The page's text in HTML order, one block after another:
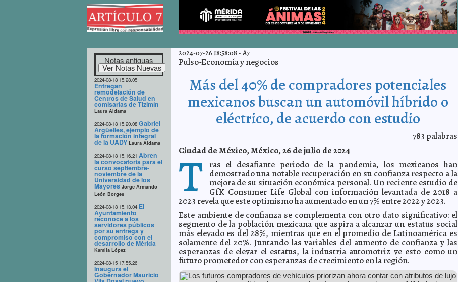
Notas antiguas
2024-08-18 15:28:05
Entregan
remodelación de
Centros de Salud en
comisarías de Tizimín
Laura Aldama
2024-08-18 15:20:08 Gabriel
Argüelles, ejemplo de
la formación integral
de la UADY Laura Aldama
2024-08-18 15:16:21 Abren
la convocatoria para el
curso septiembre-
noviembre de la
Universidad de los
Mayores Jorge Armando
León Borges
2024-08-18 15:13:04 El
Ayuntamiento
reconoce a los
servidores públicos
por su entrega y
compromiso con el
desarrollo de Mérida
Kamila López
2024-08-15 17:55:26
Inaugura el
Gobernador Mauricio
2024-07-26 18:58:08 -A7
Pulso-Economía y negocios
Más del 40% de compradores potenciales
mexicanos buscan un automóvil híbrido o
eléctrico, de acuerdo con estudio
783 palabras
Ciudad de México, México, 26 de julio de 2024
T ras el desafiante periodo de la pandemia, los mexicanos han
demostrado una notable recuperación en su confianza respecto a la
mejora de su situación económica personal. Un reciente estudio de
GfK Consumer Life Global con información levantada de 2018 a
2023 revela que este optimismo ha aumentado en un 7% entre 2022 y 2023.
Este ambiente de confianza se complementa con otro dato significativo: el
segmento de la población mexicana que aspira a alcanzar un estatus social
más elevado es del 28%, mientras que en el promedio de Latinoamérica es
solamente del 20%. Juntando las variables del aumento de confianza y las
esperanzas de elevar el estatus, la industria automotriz ve esto como un
futuro prometedor con esperanzas de crecimiento en la región.
Los futuros compradores de vehículos priorizan ahora contar con atributos de lujo